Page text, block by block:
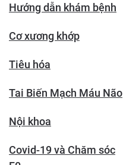
Hướng dẫn khám bệnh
Cơ xương khớp
Tiêu hóa
Tai Biến Mạch Máu Não
Nội khoa
Covid-19 và Chăm sóc